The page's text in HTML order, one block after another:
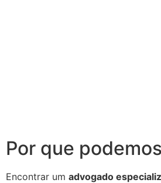
Por que
Encontrar um advogado